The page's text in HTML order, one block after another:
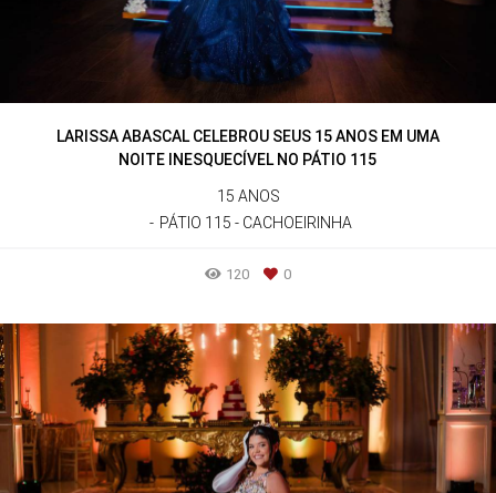
LARISSA ABASCAL CELEBROU SEUS 15 ANOS EM UMA
NOITE INESQUECÍVEL NO PÁTIO 115
15 ANOS
PÁTIO 115 - CACHOEIRINHA
120 0